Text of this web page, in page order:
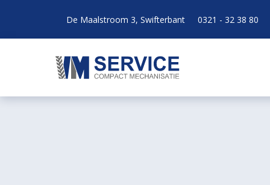
De Maalstroom 3, Swifterbant 0321 - 32 38 80